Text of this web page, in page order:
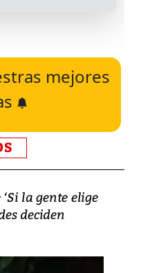
mejores
la gente elige
deciden